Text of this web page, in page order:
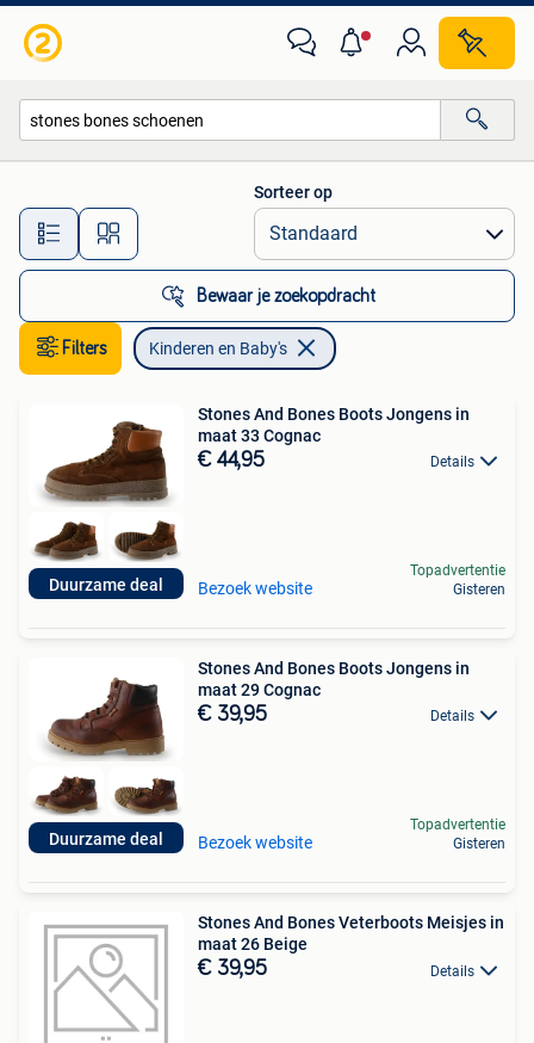
Alle afstanden…
Sorteer op
Bewaar je zoekopdracht
Filters Kinderen en Baby's
Duurzame deal
Stones And Bones Boots Jongens in
maat 33 Cognac
€ 44,95 Details
Bezoek website
Topadvertentie
Gisteren
Duurzame deal
Stones And Bones Boots Jongens in
maat 29 Cognac
€ 39,95 Details
Bezoek website
Topadvertentie
Gisteren
Stones And Bones Veterboots Meisjes in
maat 26 Beige
€ 39,95 Details